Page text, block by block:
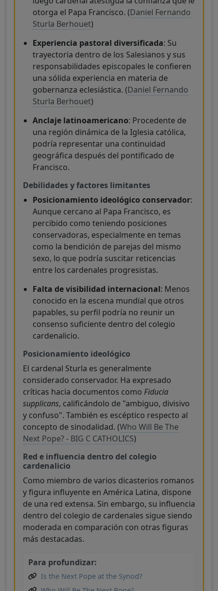
otorga el Papa Francisco. (Daniel Fernando
Sturla Berhouet)
Experiencia pastoral diversificada: Su
trayectoria dentro de los Salesianos y sus
responsabilidades episcopales le confieren
una sólida experiencia en materia de
gobernanza eclesiástica. (Daniel Fernando
Sturla Berhouet)
Anclaje latinoamericano: Procedente de
una región dinámica de la Iglesia católica,
podría representar una continuidad
geográfica después del pontificado de
Francisco.
Debilidades y factores limitantes
Posicionamiento ideológico conservador:
Aunque cercano al Papa Francisco, es
percibido como teniendo posiciones
conservadoras, especialmente en temas
como la bendición de parejas del mismo
sexo, lo que podría suscitar reticencias
entre los cardenales progresistas.
Falta de visibilidad internacional: Menos
conocido en la escena mundial que otros
papables, su perfil podría no reunir un
consenso suficiente dentro del colegio
cardenalicio.
Posicionamiento ideológico
El cardenal Sturla es generalmente
considerado conservador. Ha expresado
críticas hacia documentos como Fiducia
supplicans, calificándolo de "ambiguo, divisivo
y confuso". También es escéptico respecto al
concepto de sinodalidad. (Who Will Be The
Next Pope? - BIG C CATHOLICS)
Red e influencia dentro del colegio
cardenalicio
Como miembro de varios dicasterios romanos
y figura influyente en América Latina, dispone
de una red extensa. Sin embargo, su influencia
dentro del colegio de cardenales sigue siendo
moderada en comparación con otras figuras
más destacadas.
Para profundizar:
Is the Next Pope at the Synod?